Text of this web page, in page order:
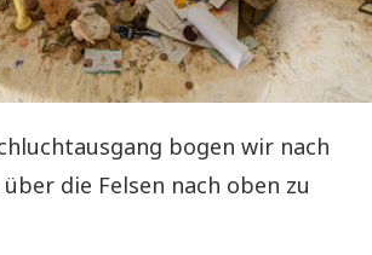
bogen wir nach
die Felsen nach oben zu